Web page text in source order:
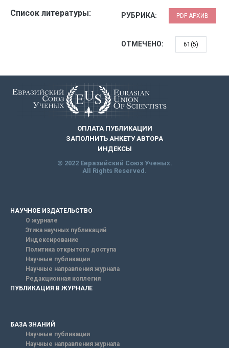
Список литературы: РУБРИКА: PDF АРХИВ
ОТМЕЧЕНО: 61(5)
ОПЛАТА ПУБЛИКАЦИИ
ЗАПОЛНИТЬ АНКЕТУ АВТОРА
ИНДЕКСЫ
© 2022 Евразийский Союз Ученых.
All Rights Reserved.
НАУЧНОЕ ИЗДАТЕЛЬСТВО
О журнале
Этика научных публикаций
Индексирование
Политика открытого доступа
Научные публикации
Научные направления журнала
Редакционная коллегия
ПУБЛИКАЦИЯ В ЖУРНАЛЕ
БАЗА ЗНАНИЙ
Научные публикации
Научные направления журнала